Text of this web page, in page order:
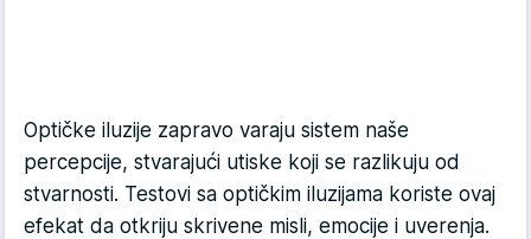
Optičke iluzije zapravo varaju sistem naše
percepcije, stvarajući utiske koji se razlikuju od
stvarnosti. Testovi sa optičkim iluzijama koriste ovaj
efekat da otkriju skrivene misli, emocije i uverenja.